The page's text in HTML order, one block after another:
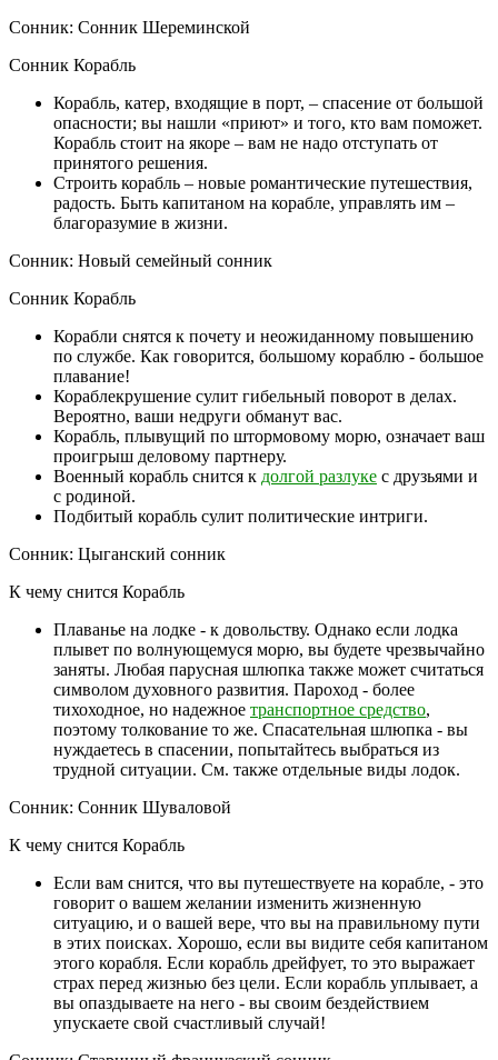
Сонник: Сонник Шереминской
Сонник Корабль
Корабль, катер, входящие в порт, – спасение от большой
опасности; вы нашли «приют» и того, кто вам поможет.
Корабль стоит на якоре – вам не надо отступать от
принятого решения.
Строить корабль – новые романтические путешествия,
радость. Быть капитаном на корабле, управлять им –
благоразумие в жизни.
Сонник: Новый семейный сонник
Сонник Корабль
Корабли снятся к почету и неожиданному повышению
по службе. Как говорится, большому кораблю - большое
плавание!
Кораблекрушение сулит гибельный поворот в делах.
Вероятно, ваши недруги обманут вас.
Корабль, плывущий по штормовому морю, означает ваш
проигрыш деловому партнеру.
Военный корабль снится к долгой разлуке с друзьями и
с родиной.
Подбитый корабль сулит политические интриги.
Сонник: Цыганский сонник
К чему снится Корабль
Плаванье на лодке - к довольству. Однако если лодка
плывет по волнующемуся морю, вы будете чрезвычайно
заняты. Любая парусная шлюпка также может считаться
символом духовного развития. Пароход - более
тихоходное, но надежное транспортное средство,
поэтому толкование то же. Спасательная шлюпка - вы
нуждаетесь в спасении, попытайтесь выбраться из
трудной ситуации. См. также отдельные виды лодок.
Сонник: Сонник Шуваловой
К чему снится Корабль
Если вам снится, что вы путешествуете на корабле, - это
говорит о вашем желании изменить жизненную
ситуацию, и о вашей вере, что вы на правильному пути
в этих поисках. Хорошо, если вы видите себя капитаном
этого корабля. Если корабль дрейфует, то это выражает
страх перед жизнью без цели. Если корабль уплывает, а
вы опаздываете на него - вы своим бездействием
упускаете свой счастливый случай!